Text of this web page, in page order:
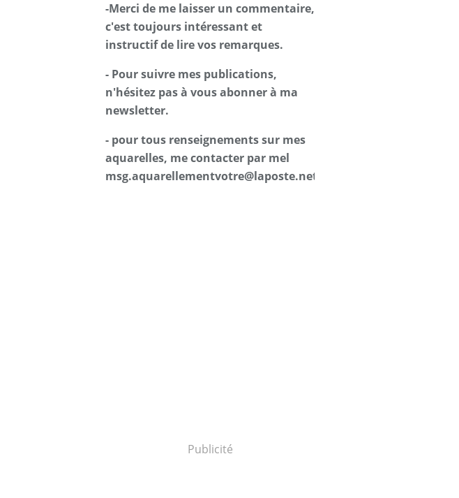
Publicité
-Merci de me laisser un commentaire,
c'est toujours intéressant et
instructif de lire vos remarques.
- Pour suivre mes publications,
n'hésitez pas à vous abonner à ma
newsletter.
- pour tous renseignements sur mes
aquarelles, me contacter par mel
msg.aquarellementvotre@laposte.net